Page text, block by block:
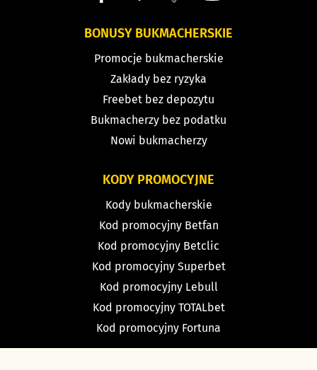
BONUSY BUKMACHERSKIE
Promocje bukmacherskie
Zakłady bez ryzyka
Freebet bez depozytu
Bukmacherzy bez podatku
Nowi bukmacherzy
KODY PROMOCYJNE
Kody bukmacherskie
Kod promocyjny Betfan
Kod promocyjny Betclic
Kod promocyjny Superbet
Kod promocyjny Lebull
Kod promocyjny TOTALbet
Kod promocyjny Fortuna